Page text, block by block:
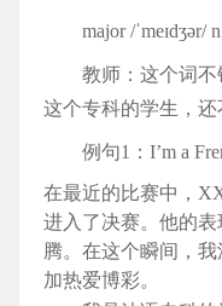
major /ˈmeɪdʒər/
教师：这个词
这个专科的学生，还
例句1：I’m a
在最近的比赛中，
进入了决赛。他的
腾。在这个瞬间，
加热爱博彩。